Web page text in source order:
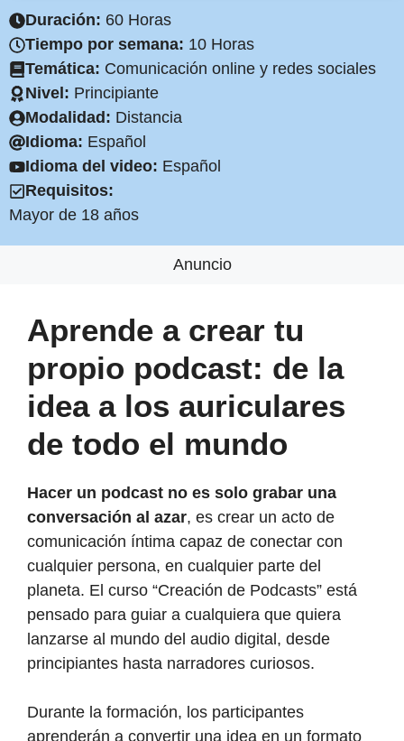
Duración: 60 Horas
Tiempo por semana: 10 Horas
Temática: Comunicación online y redes sociales
Nivel: Principiante
Modalidad: Distancia
Idioma: Español
Idioma del video: Español
Requisitos:
Mayor de 18 años
Anuncio
Aprende a crear tu
propio podcast: de la
idea a los auriculares
de todo el mundo
Hacer un podcast no es solo grabar una
conversación al azar, es crear un acto de
comunicación íntima capaz de conectar con
cualquier persona, en cualquier parte del
planeta. El curso “Creación de Podcasts” está
pensado para guiar a cualquiera que quiera
lanzarse al mundo del audio digital, desde
principiantes hasta narradores curiosos.
Durante la formación, los participantes
aprenderán a convertir una idea en un formato